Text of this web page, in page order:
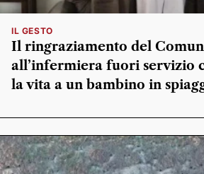
IL GESTO
Il ringraziamento del
all’infermiera fuori servizio
la vita a un bambino in